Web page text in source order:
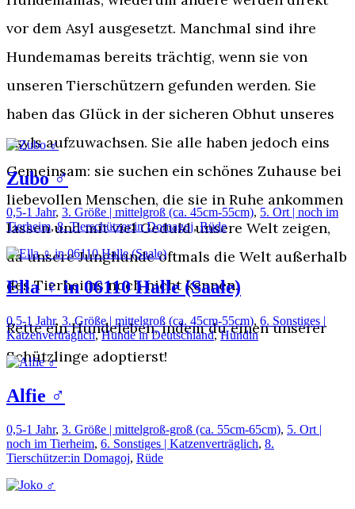
vor dem Asyl ausgesetzt. Manchmal sind ihre
Hundemamas bereits trächtig, wenn sie von
unseren Tierschützern gefunden werden. Sie
haben das Glück in der sicheren Obhut unseres
Asyls aufzuwachsen. Sie alle haben jedoch eins
Gemeinsam: sie suchen ein schönes Zuhause bei
liebevollen Menschen, die sie in Ruhe ankommen
lassen und mit viel Geduld unsere Welt zeigen,
da unsere Junghunde oftmals die Welt außerhalb
des Tierheims noch nicht kennen.
Rette ein Hundeleben, indem du einen unserer
Schützlinge adoptierst!
Zubo ♂️
0,5-1 Jahr, 3. Größe | mittelgroß (ca. 45cm-55cm), 5. Ort | noch im
Tierheim,8. Tierschützer:in Domagoj,Rüde
Ella ♀️ in 06110 Halle (Saale)
0,5-1 Jahr, 3. Größe | mittelgroß (ca. 45cm-55cm), 6. Sonstiges |
Katzenverträglich,Hunde in Deutschland,Hündin
Alfie ♂️
0,5-1 Jahr, 3. Größe | mittelgroß-groß (ca. 55cm-65cm), 5. Ort |
noch im Tierheim, 6. Sonstiges | Katzenverträglich, 8.
Tierschützer:in Domagoj, Rüde